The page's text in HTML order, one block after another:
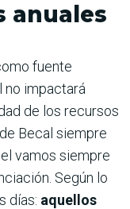
anuales
fuente
no impactará
de los recursos
Becal siempre
vamos siempre
Según lo
días: aquellos